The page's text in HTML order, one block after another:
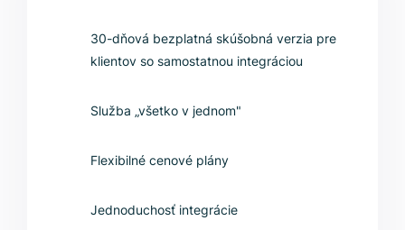
30-dňová bezplatná skúšobná verzia pre
klientov so samostatnou integráciou
Služba „všetko v jednom"
Flexibilné cenové plány
Jednoduchosť integrácie